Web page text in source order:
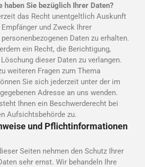
haben Sie bezüglich Ihrer Daten?
das Recht unentgeltlich Auskunft
und Zweck Ihrer
Daten zu erhalten.
ein Recht, die Berichtigung,
dieser Daten zu verlangen.
weiteren Fragen zum Thema
Sie sich jederzeit unter der im
Adresse an uns wenden.
Ihnen ein Beschwerderecht bei
Aufsichtsbehörde zu.
und Pflichtinformationen
Seiten nehmen den Schutz Ihrer
sehr ernst. Wir behandeln Ihre